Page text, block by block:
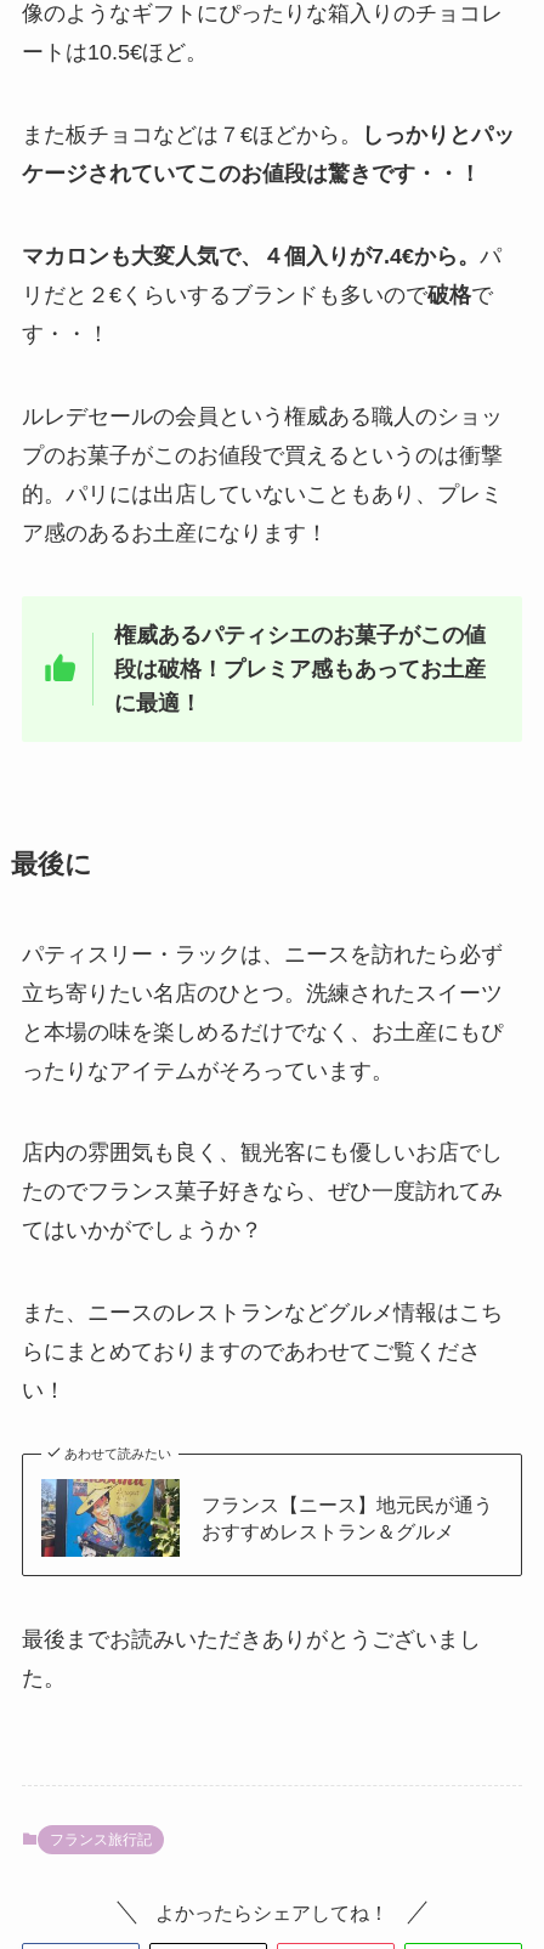
像のようなギフトにぴったりな箱入りのチョコレ
ートは10.5€ほど。
また板チョコなどは７€ほどから。
しっかりとパッ
ケージされていてこのお値段は驚きです・・！
マカロンも大変人気で、４個入りが7.4€から。 パ
リだと２€くらいするブランドも多いので破格で
す・・！
ルレデセールの会員という権威ある職人のショッ
プのお菓子がこのお値段で買えるというのは衝撃
的。パリには出店していないこともあり、プレミ
ア感のあるお土産になります！
権威あるパティシエのお菓子がこの値
段は破格！プレミア感もあってお土産
に最適！
最後に
パティスリー・ラックは、ニースを訪れたら必ず
立ち寄りたい名店のひとつ。洗練されたスイーツ
と本場の味を楽しめるだけでなく、お土産にもぴ
ったりなアイテムがそろっています。
店内の雰囲気も良く、観光客にも優しいお店でし
たのでフランス菓子好きなら、ぜひ一度訪れてみ
てはいかがでしょうか？
また、ニースのレストランなどグルメ情報はこち
らにまとめておりますのであわせてご覧くださ
い！
あわせて読みたい
フランス【ニース】地元民が通う
おすすめレストラン＆グルメ
最後までお読みいただきありがとうございまし
た。
フランス旅行記
よかったらシェアしてね！